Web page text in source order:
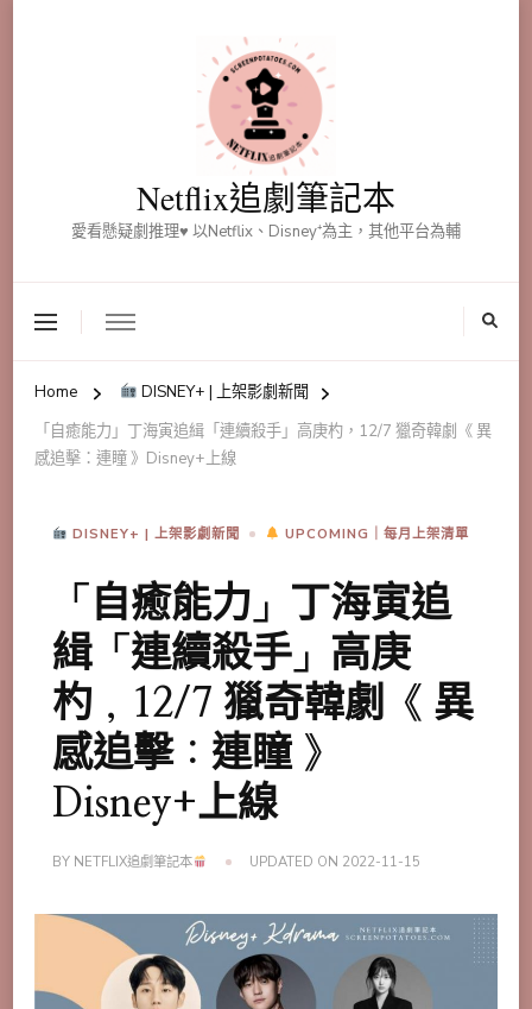
Netflix追劇筆記本
愛看懸疑劇推理♥ 以Netflix、Disney⁺為主，其他平台為輔
Home
DISNEY+ | 上架影劇新聞
「自癒能力」丁海寅追緝「連續殺手」高庚杓，12/7 獵奇韓劇《 異
感追擊：連瞳 》Disney+上線
DISNEY+ | 上架影劇新聞 UPCOMING｜每月上架清單
「自癒能力」丁海寅追
緝「連續殺手」高庚
杓，12/7 獵奇韓劇《 異
感追擊：連瞳 》
Disney+上線
BY NETFLIX追劇筆記本 UPDATED ON 2022-11-15